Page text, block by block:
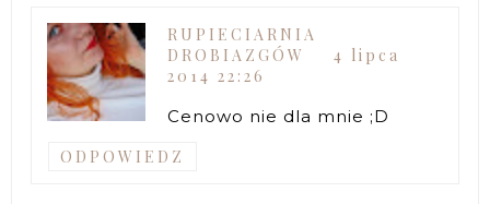
RUPIECIARNIA
DROBIAZGÓW
4 lipca
2014 22:26
Cenowo nie dla mnie ;D
ODPOWIEDZ